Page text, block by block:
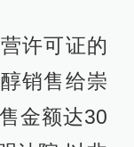
许可证的
销售给崇
金额达30